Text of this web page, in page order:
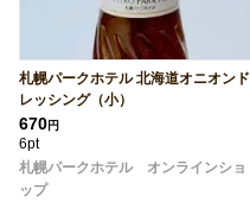
札幌パークホテル 北海道オニオンド
レッシング（小）
670円
6pt
札幌パークホテル オンラインショ
ップ